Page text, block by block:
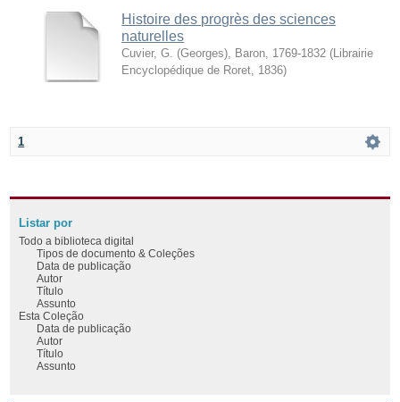
Histoire des progrès des sciences
naturelles
Cuvier, G. (Georges), Baron, 1769-1832 ( Librairie
Encyclopédique de Roret 1836)
1
Listar por
Todo a biblioteca digital
Tipos de documento & Coleções
Data de publicação
Autor
Título
Assunto
Esta Coleção
Data de publicação
Autor
Título
Assunto